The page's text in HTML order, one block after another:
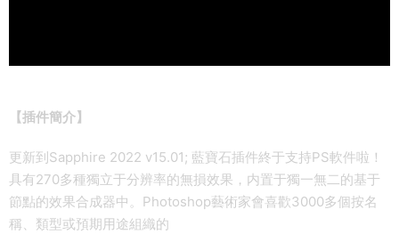
【插件簡介】
更新到Sapphire 2022 v15.01; 藍寶石插件終于支持PS軟件啦！
具有270多種獨立于分辨率的無損效果，内置于獨一無二的基于
節點的效果合成器中。Photoshop藝術家會喜歡3000多個按名
稱、類型或預期用途組織的